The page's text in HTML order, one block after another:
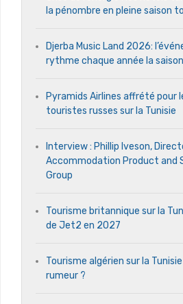
la pénombre en pleine saison
Djerba Music Land 2026:
rythme chaque année la
Pyramids Airlines affrété pour
touristes russes sur la Tunisie
Interview : Phillip Iveson,
Accommodation Product and
Group
Tourisme britannique sur la
de Jet2 en 2027
Tourisme algérien sur la
rumeur ?